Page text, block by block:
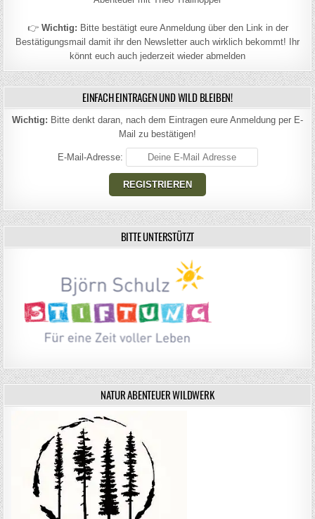
👉 Wichtig: Bitte bestätigt eure Anmeldung über den Link in der
Bestätigungsmail damit ihr den Newsletter auch wirklich bekommt! Ihr
könnt euch auch jederzeit wieder abmelden
EINFACH EINTRAGEN UND WILD BLEIBEN!
Wichtig: Bitte denkt daran, nach dem Eintragen eure Anmeldung per E-
Mail zu bestätigen!
E-Mail-Adresse:
BITTE UNTERSTÜTZT
NATUR ABENTEUER WILDWERK